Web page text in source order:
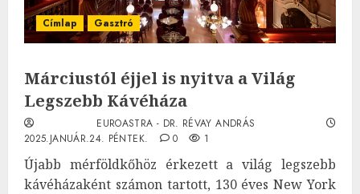
Címlap Gasztró
Márciustól éjjel is nyitva a Világ
Legszebb Kávéháza
EUROASTRA - DR. RÉVAY ANDRÁS
2025.JANUÁR.24. PÉNTEK.
0 1
Újabb mérföldkőhöz érkezett a világ legszebb
kávéházaként számon tartott, 130 éves New York